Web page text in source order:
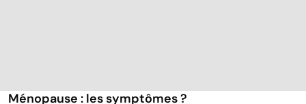
Ménopause : les symptômes ?